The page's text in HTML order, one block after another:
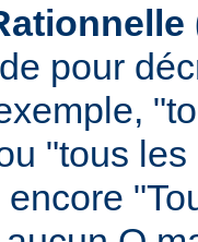
pour
"tous